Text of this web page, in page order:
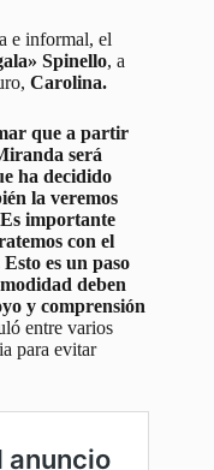
e informal, el
Spinello, a
Carolina.
que a partir
será
ha decidido
la veremos
importante
con el
es un paso
deben
y comprensión
entre varios
para evitar